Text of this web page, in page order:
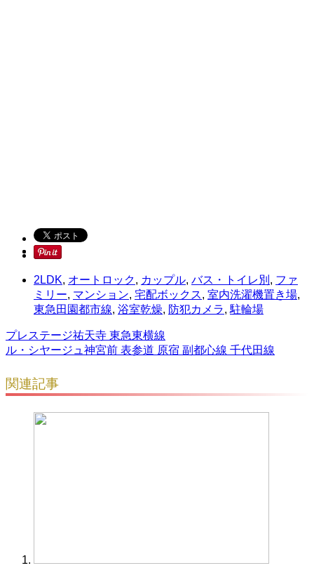
2LDK, オートロック, カップル, バス・トイレ別 , ファ
ミリー, マンション, 宅配ボックス, 室内洗濯機置き場,
東急田園都市線, 浴室乾燥, 防犯カメラ, 駐輪場
プレステージ祐天寺 東急東横線
ル・シヤージュ神宮前 表参道 原宿 副都心線 千代田線
関連記事